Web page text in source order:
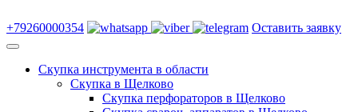
+79260000354 Оставить заявку
Скупка инструмента в области
Скупка в Щелково
Скупка перфораторов в Щелково